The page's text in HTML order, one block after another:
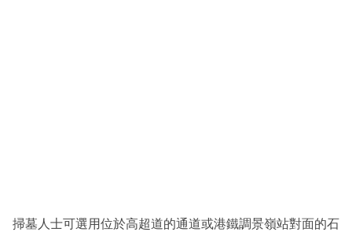
掃墓人士可選用位於高超道的通道或港鐵調景嶺站對面的石